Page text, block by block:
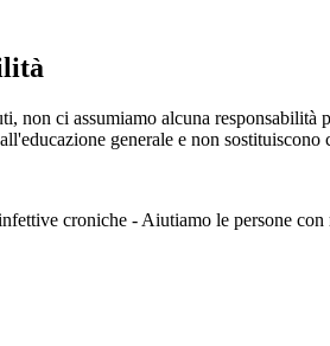
non ci assumiamo alcuna
generale e non sostituiscono
croniche - Aiutiamo le persone